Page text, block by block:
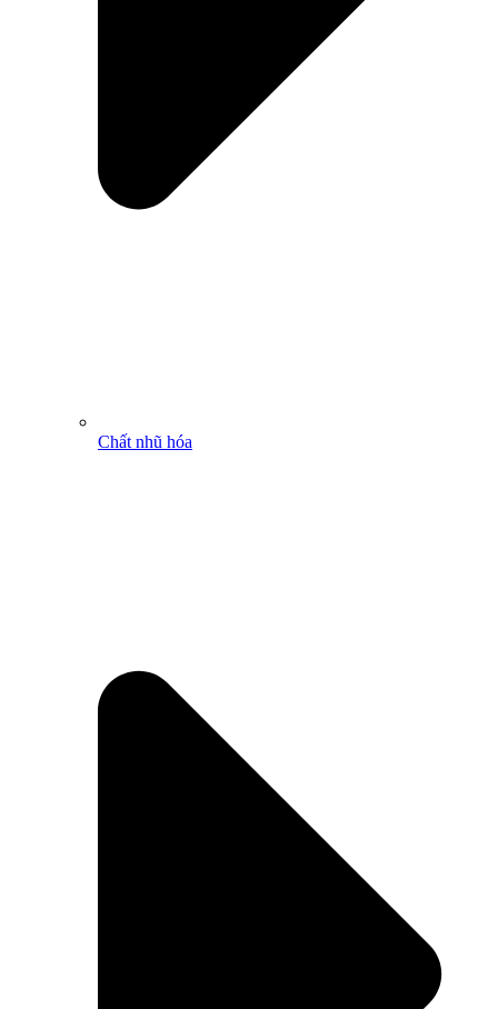
Chất nhũ hóa